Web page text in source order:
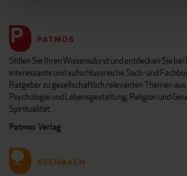
Stillen Sie Ihren Wissensdurst und entdecken Sie bei
interessante und aufschlussreiche Sach- und
Ratgeber zu gesellschaftlich relevanten Themen
Psychologie und Lebensgestaltung, Religion und
Spiritualität.
Patmos Verlag